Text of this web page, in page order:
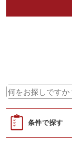
条件で探す